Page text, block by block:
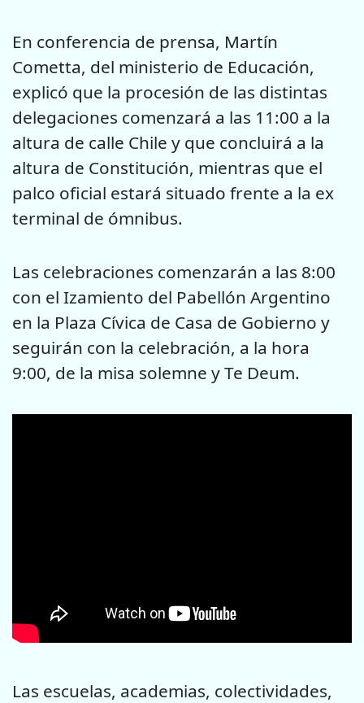
En conferencia de prensa, Martín
Cometta, del ministerio de Educación,
explicó que la procesión de las distintas
delegaciones comenzará a las 11:00 a la
altura de calle Chile y que concluirá a la
altura de Constitución, mientras que el
palco oficial estará situado frente a la ex
terminal de ómnibus.
Las celebraciones comenzarán a las 8:00
con el Izamiento del Pabellón Argentino
en la Plaza Cívica de Casa de Gobierno y
seguirán con la celebración, a la hora
9:00, de la misa solemne y Te Deum.
Las escuelas, academias, colectividades,